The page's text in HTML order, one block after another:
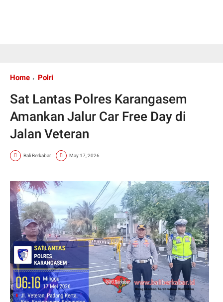
Home Polri
Sat Lantas Polres Karangasem
Amankan Jalur Car Free Day di
Jalan Veteran
Bali Berkabar May 17, 2026